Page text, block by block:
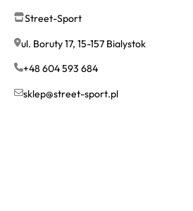
Street-Sport
ul. Boruty 17, 15-157 Bialystok
+48 604 593 684
sklep@street-sport.pl